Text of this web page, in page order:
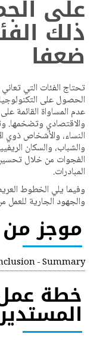
على
ذلك
ضعفا
تحتاج الفئات التي
الحصول على
عدم المساواة القائمة
والاقتصادي وتضخمها.
النساء، والأشخاص ذوي
والشباب، والسكان
الفجوات من خلال
المبادرات.
وفيما يلي الخطوط
والجهود الجارية للعمل
موجز
- Summary
خطة عمل